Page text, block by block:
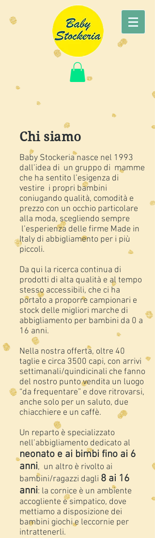
Chi siamo
Baby Stockeria nasce nel 1993
dall’idea di un gruppo di mamme
che ha sentito l’esigenza di
vestire i propri bambini
coniugando qualità, comodità e
prezzo con un occhio particolare
alla moda, scegliendo sempre
l’esperienza delle firme Made in
Italy di abbigliamento per i più
piccoli.
Da qui la ricerca continua di
prodotti di alta qualità e al tempo
stesso accessibili, che ci ha
portato a proporre campionari e
stock delle migliori marche di
abbigliamento per bambini da 0 a
16 anni.
Nella nostra offerta, oltre 40
taglie e circa 3500 capi, con arrivi
settimanali/quindicinali che fanno
del nostro punto vendita un luogo
“da frequentare” e dove ritrovarsi,
anche solo per un saluto, due
chiacchiere e un caffè.
Un reparto è specializzato
nell’abbigliamento dedicato al
neonato e ai bimbi fino ai 6
anni, un altro è rivolto ai
bambini/ragazzi dagli 8 ai 16
anni: la cornice è un ambiente
accogliente e simpatico, dove
mettiamo a disposizione dei
bambini giochi e leccornie per
intrattenerli.